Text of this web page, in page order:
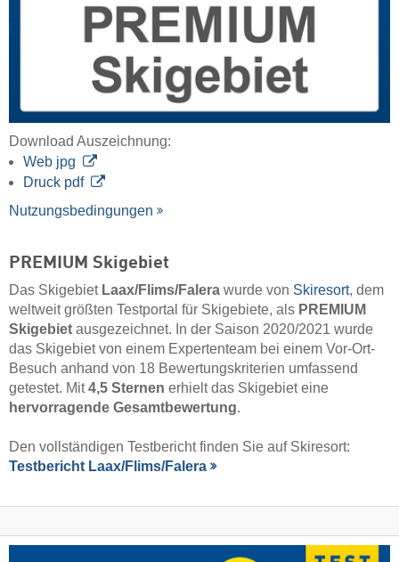
Download Auszeichnung:
Web jpg
Druck pdf
Nutzungsbedingungen
PREMIUM Skigebiet
Das Skigebiet Laax/​Flims/​Falera wurde von Skiresort, dem
weltweit größten Testportal für Skigebiete, als PREMIUM
Skigebiet ausgezeichnet. In der Saison 2020/2021 wurde
das Skigebiet von einem Expertenteam bei einem Vor-Ort-
Besuch anhand von 18 Bewertungskriterien umfassend
getestet. Mit4,5 Sternen erhielt das Skigebiet eine
hervorragende Gesamtbewertung.
Den vollständigen Testbericht finden Sie auf Skiresort:
Testbericht Laax/​Flims/​Falera